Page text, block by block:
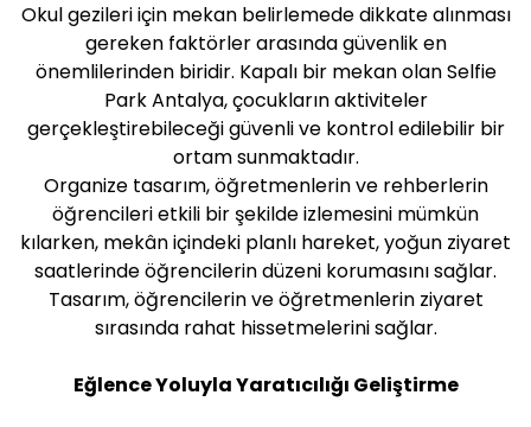
Okul gezileri için mekan belirlemede dikkate alınması
gereken faktörler arasında güvenlik en
önemlilerinden biridir. Kapalı bir mekan olan Selfie
Park Antalya, çocukların aktiviteler
gerçekleştirebileceği güvenli ve kontrol edilebilir bir
ortam sunmaktadır.
Organize tasarım, öğretmenlerin ve rehberlerin
öğrencileri etkili bir şekilde izlemesini mümkün
kılarken, mekân içindeki planlı hareket, yoğun ziyaret
saatlerinde öğrencilerin düzeni korumasını sağlar.
Tasarım, öğrencilerin ve öğretmenlerin ziyaret
sırasında rahat hissetmelerini sağlar.
Eğlence Yoluyla Yaratıcılığı Geliştirme